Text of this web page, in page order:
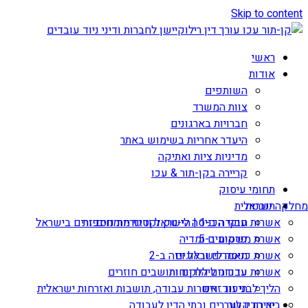
Skip to content
ראשי
אודות
השותפים
צוות המשרד
חברויות בארגונים
היעדר אחריות בשימוש באתר
מדיניות ציות ואתיקה
קריירה בקן-תור & עכו
תחומי עיסוק
מחלקה ישראלית
אשרות עבודה ב-1 | הי-טק וקטגוריות נוספות
אשרת משקיע ב-5
אשרת כניסה לישראל ויזה ב-2
אשרות עבודה ליהודים ותושבים חוזרים
הליך לבני זוג זרים
תובנות
חוקי הכניסה לישראל ודיני מומחים זרים בישראל
פרסומים ומדיה
מאמרים ובלוגים
עדכונים ללקוחות
תיעוד: אשרות עבודה, תושבות ואזרחות ישראלית